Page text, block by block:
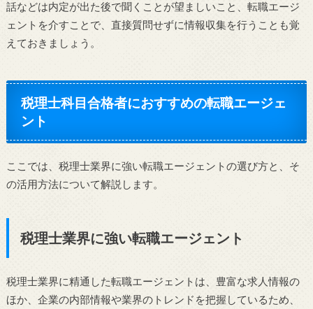
話などは内定が出た後で聞くことが望ましいこと、転職エージ
ェントを介すことで、直接質問せずに情報収集を行うことも覚
えておきましょう。
税理士科目合格者におすすめの転職エージェ
ント
ここでは、税理士業界に強い転職エージェントの選び方と、そ
の活用方法について解説します。
税理士業界に強い転職エージェント
税理士業界に精通した転職エージェントは、豊富な求人情報の
ほか、企業の内部情報や業界のトレンドを把握しているため、